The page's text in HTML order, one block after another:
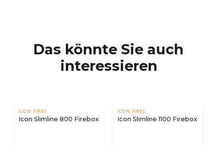
Das könnte Sie auch
interessieren
ICON FIRES
Icon Slimline 800 Firebox
ICON FIRES
Icon Slimline 1100 Firebox